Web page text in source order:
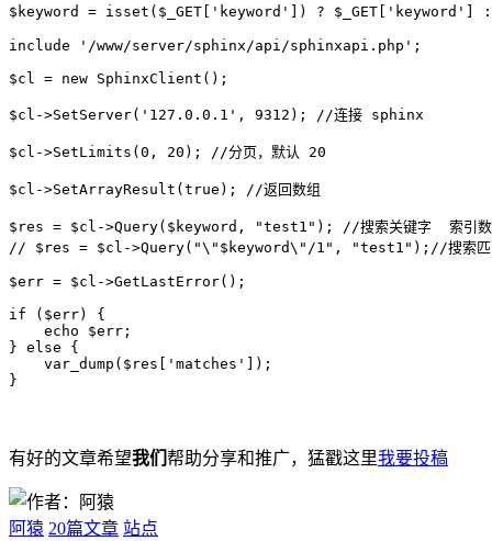
$keyword = isset($_GET['keyword']) ? $_GET['keyword']
include '/www/server/sphinx/api/sphinxapi.php';
$cl = new SphinxClient();
$cl->SetServer('127.0.0.1', 9312); //连接 sphinx
$cl->SetLimits(0, 20); //分页，默认 20
$cl->SetArrayResult(true); //返回数组
$res = $cl->Query($keyword, "test1"); //搜索关键字  索引数
// $res = $cl->Query("\"$keyword\"/1", "test1");//搜索匹
$err = $cl->GetLastError();
if ($err) {
echo $err;
} else {
var_dump($res['matches']);
}
有好的文章希望我们 帮助分享和推广，猛戳这里我要投稿
阿猿 20篇文章 站点